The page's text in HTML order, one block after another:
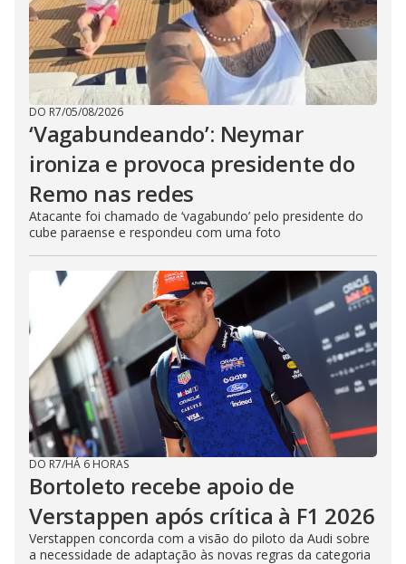
DO R7/05/08/2026
‘Vagabundeando’: Neymar
ironiza e provoca presidente do
Remo nas redes
Atacante foi chamado de ‘vagabundo’ pelo presidente do
cube paraense e respondeu com uma foto
DO R7/HÁ 6 HORAS
Bortoleto recebe apoio de
Verstappen após crítica à F1 2026
Verstappen concorda com a visão do piloto da Audi sobre
a necessidade de adaptação às novas regras da categoria